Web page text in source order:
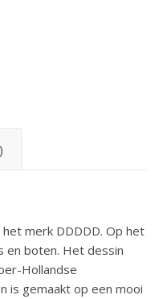
merk DDDDD. Op het
en boten. Het dessin
Hollandse
is gemaakt op een mooi